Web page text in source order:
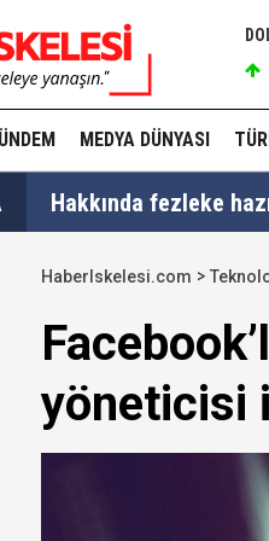
MEDYA DÜNYASI
Hakkında fezleke
Hangi suçlar kapsam
Devlet Bahçeli'den
Trabzonspor, KAP'a
Ünlüler
HaberIskelesi.com
yöneticisi